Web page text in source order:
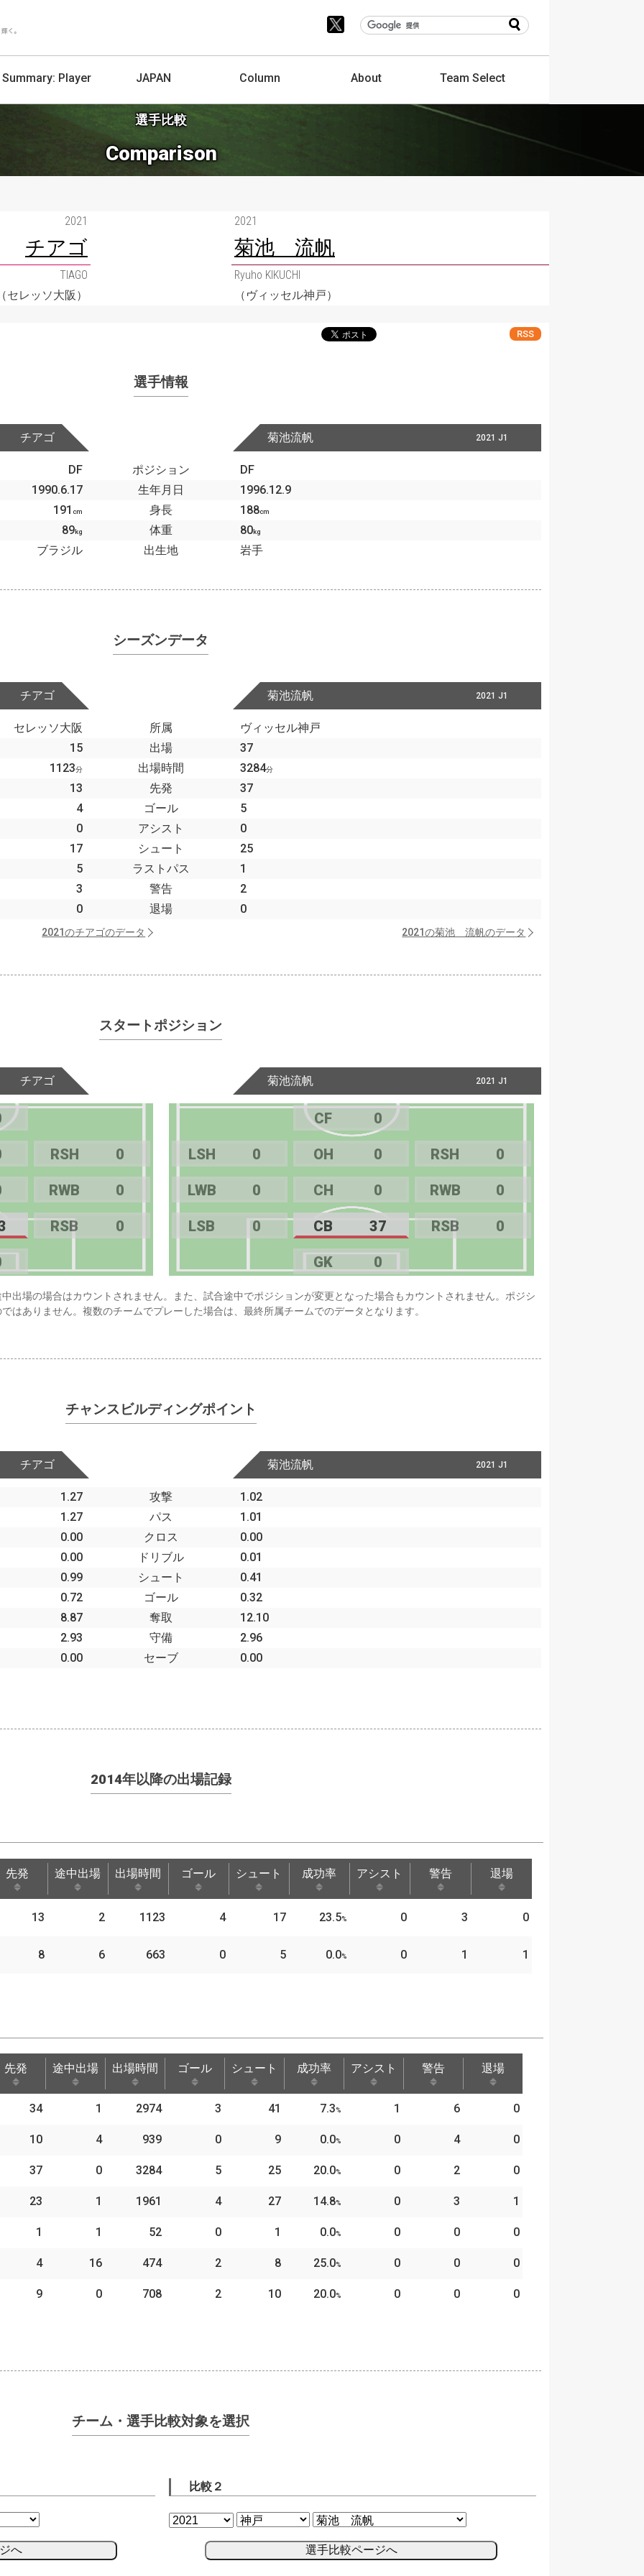
Summary: Player JAPAN Column About TeamSelect
選手比較
Comparison
2021 2021
チアゴ 菊池 流帆
TIAGO
Ryuho KIKUCHI
（セレッソ大阪）
（ヴィッセル神戸）
RSS
選手情報
チアゴ 2021 J1
菊池流帆
DF ポジション
DF
1990.6.17
生年月日
1996.12.9
191 cm 身長 188cm
89kg 体重 80kg
ブラジル 出生地 岩手
シーズンデータ
チアゴ 2021 J1
菊池流帆
セレッソ大阪 所属
ヴィッセル神戸
15
出場
37
1123分 出場時間 3284分
13 先発
37
4
ゴール
5
0
アシスト
0
17
シュート
25
5
ラストパス
1
3
警告
2
0
退場 0
2021のチアゴのデータ 2021の菊池 流帆のデータ
スタートポジション
チアゴ 2021 J1
菊池流帆
RSH 0
RWB 0
RSB 0
CF 0
LSH 0 OH 0 RSH 0
LWB 0 CH 0 RWB 0
LSB 0 CB 37 RSB 0
GK 0
出場の場合はカウントされません。また、試合途中でポジションが変更となった場合もカウントされません。ポジシ
はありません。複数のチームでプレーした場合は、最終所属チームでのデータとなります。
チャンスビルディングポイント
チアゴ 2021 J1
菊池流帆
1.27 攻撃
1.02
1.27
パス
1.01
0.00
クロス
0.00
0.00
ドリブル
0.01
0.99
シュート
0.41
0.72
ゴール
0.32
8.87
奪取
12.10
2.93
守備
2.96
0.00
セーブ 0.00
2014年以降の出場記録
先発 途中出場 出場時間 ゴール シュート 成功率 アシスト 警告 退場
13 2 1123 4 17 23.5% 0 3 0
8 6 663 0 5 0.0% 0 1 1
先発 途中出場 出場時間 ゴール シュート 成功率 アシスト 警告 退場
途中出場 出場時間 シュート 成功率 アシスト
34 1 2974 3 41 7.3% 1 6 0
10 4 939 0 9 0.0% 0 4 0
37 0 3284 5 25 20.0% 0 2 0
23 1 1961 4 27 14.8% 0 3 1
1 1 52 0 1 0.0% 0 0 0
4 16 474 2 8 25.0% 0 0 0
9 0 708 2 10 20.0% 0 0 0
チーム・選手比較対象を選択
比較２
へ 選手比較ページへ